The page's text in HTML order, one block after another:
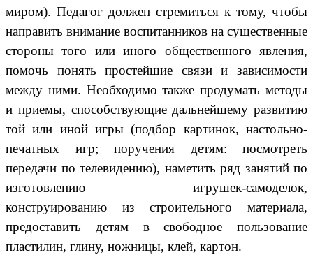
миром). Педагог должен стремиться к тому, чтобы
направить внимание воспитанников на существенные
стороны того или иного общественного явления,
помочь понять простейшие связи и зависимости
между ними. Необходимо также продумать методы
и приемы, способствующие дальнейшему развитию
той или иной игры (подбор картинок, настольно-
печатных игр; поручения детям: посмотреть
передачи по телевидению), наметить ряд занятий по
изготовлению игрушек-самоделок,
конструированию из строительного материала,
предоставить детям в свободное пользование
пластилин, глину, ножницы, клей, картон.